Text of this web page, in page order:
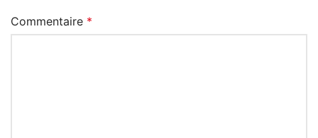
Commentaire *